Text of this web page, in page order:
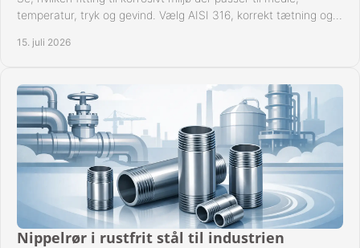
temperatur, tryk og gevind. Vælg AISI 316, korrekt tætning og
15. juli 2026
Nippelrør i rustfrit stål til industrien